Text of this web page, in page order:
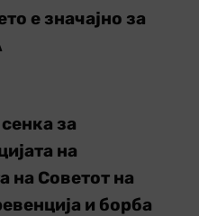
е значајно за
за
на
на Советот на
и борба